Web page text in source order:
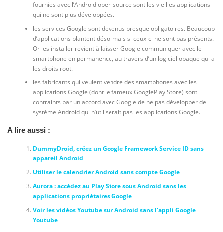
fournies avec l’Android open source sont les vieilles applications
qui ne sont plus développées.
les services Google sont devenus presque obligatoires. Beaucoup
d’applications plantent désormais si ceux-ci ne sont pas présents.
Or les installer revient à laisser Google communiquer avec le
smartphone en permanence, au travers d’un logiciel opaque qui a
les droits root.
les fabricants qui veulent vendre des smartphones avec les
applications Google (dont le fameux GooglePlay Store) sont
contraints par un accord avec Google de ne pas développer de
système Android qui n’utiliserait pas les applications Google.
A lire aussi :
DummyDroid, créez un Google Framework Service ID sans
appareil Android
Utiliser le calendrier Android sans compte Google
Aurora : accédez au Play Store sous Android sans les
applications propriétaires Google
Voir les vidéos Youtube sur Android sans l’appli Google
Youtube